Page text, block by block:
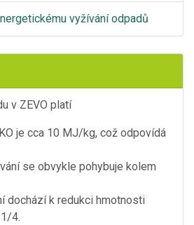
vyžívání odpadů
v ZEVO platí
je cca 10 MJ/kg, což odpovídá
se obvykle pohybuje kolem
dochází k redukci hmotnosti
4.